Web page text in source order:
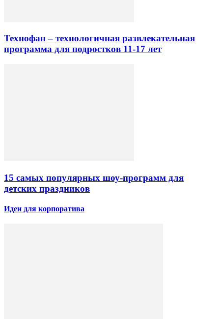
Технофан – технологичная развлекательная
программа для подростков 11-17 лет
15 самых популярных шоу-программ для
детских праздников
Идеи для корпоратива